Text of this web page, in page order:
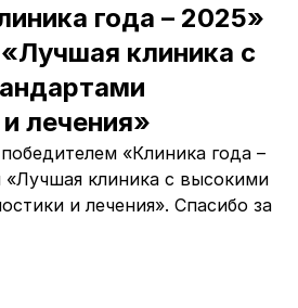
года – 2025»
клиника с
лечения»
«Клиника года –
клиника с высокими
и лечения». Спасибо за